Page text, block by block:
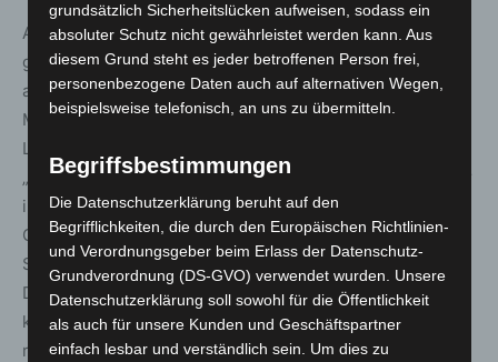
Aus Sicht mehrerer Länder steht die Stabilisierung der
gesetzlichen Krankenversicherung im Mittelpunkt der
aktuellen Debatte. Hamburgs Gesundheitssenatorin
Melanie Schlotzhauer, Vertreterin der sogenannten A-
Länder, äußerte sich kritisch zu den Plänen des Bundes:
„Die Gesundheitsministerkonferenz stand in diesem Jahr
im Zeichen großer Herausforderungen für unser
Gesundheitswesen. Im Mittelpunkt stand dabei die
Stabilisierung der gesetzlichen Krankenversicherung.
Die vorliegende Gesetzesinitiative des Bundes dazu ist
keine Reform, sondern ein reines Spargesetz. Die
richtige Reihenfolge ist, zunächst wirkliche
grundsätzlich Sicherheitslücken aufweisen, sodass ein
absoluter Schutz nicht gewährleistet werden kann. Aus
diesem Grund steht es jeder betroffenen Person frei,
personenbezogene Daten auch auf alternativen Wegen,
beispielsweise telefonisch, an uns zu übermitteln.
Begriffsbestimmungen
Die Datenschutzerklärung beruht auf den
Begrifflichkeiten, die durch den Europäischen Richtlinien-
und Verordnungsgeber beim Erlass der Datenschutz-
Grundverordnung (DS-GVO) verwendet wurden. Unsere
Datenschutzerklärung soll sowohl für die Öffentlichkeit
als auch für unsere Kunden und Geschäftspartner
einfach lesbar und verständlich sein. Um dies zu